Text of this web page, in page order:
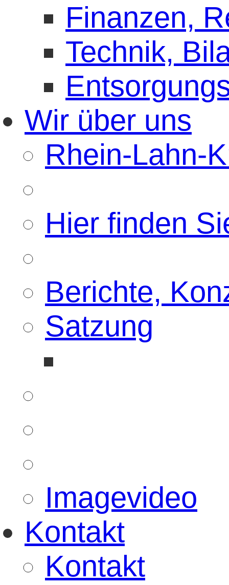
Finanzen,
Technik,
Wir über uns
Rhein-Lahn-
Hier finden
Berichte,
Satzung
Imagevideo
Kontakt
Kontakt